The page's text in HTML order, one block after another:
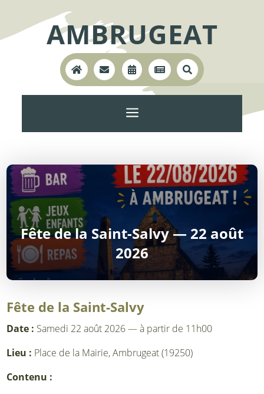
AMBRUGEAT
    
a
Fête de la Saint-Salvy — 22 août
2026
Fête de la Saint-Salvy
Date : Samedi 22 août 2026 — à partir de 11h00
Lieu : Place de la Mairie, Ambrugeat (19250)
Contenu :